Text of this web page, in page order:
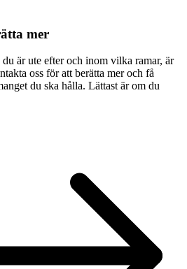
mer
är ute efter och inom vilka ramar, är
oss för att berätta mer och få
du ska hålla. Lättast är om du